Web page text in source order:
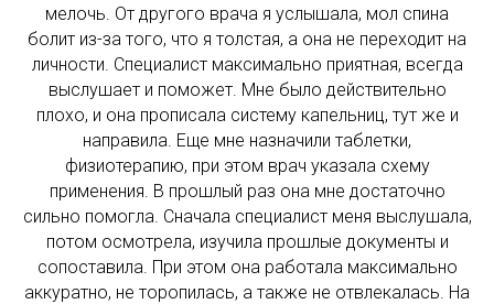
мелочь. От другого врача я услышала, мол спина
болит из-за того, что я толстая, а она не переходит на
личности. Специалист максимально приятная, всегда
выслушает и поможет. Мне было действительно
плохо, и она прописала систему капельниц, тут же и
направила. Еще мне назначили таблетки,
физиотерапию, при этом врач указала схему
применения. В прошлый раз она мне достаточно
сильно помогла. Сначала специалист меня выслушала,
потом осмотрела, изучила прошлые документы и
сопоставила. При этом она работала максимально
аккуратно, не торопилась, а также не отвлекалась. На